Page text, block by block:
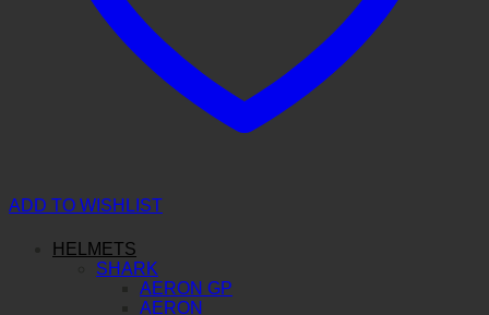
HELMETS
SHARK
AERON GP
AERON
ADD TO WISHLIST